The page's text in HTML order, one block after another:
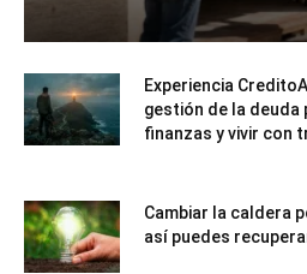
Experiencia
gestión de la
finanzas y vivir con
Cambiar la caldera
así puedes